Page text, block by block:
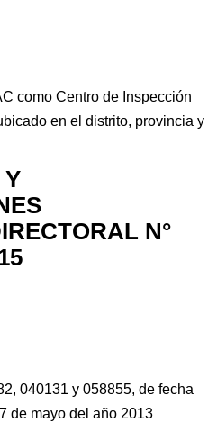
como Centro de Inspección
en el distrito, provincia y
Y
N°
040131 y 058855, de fecha
de mayo del año 2013